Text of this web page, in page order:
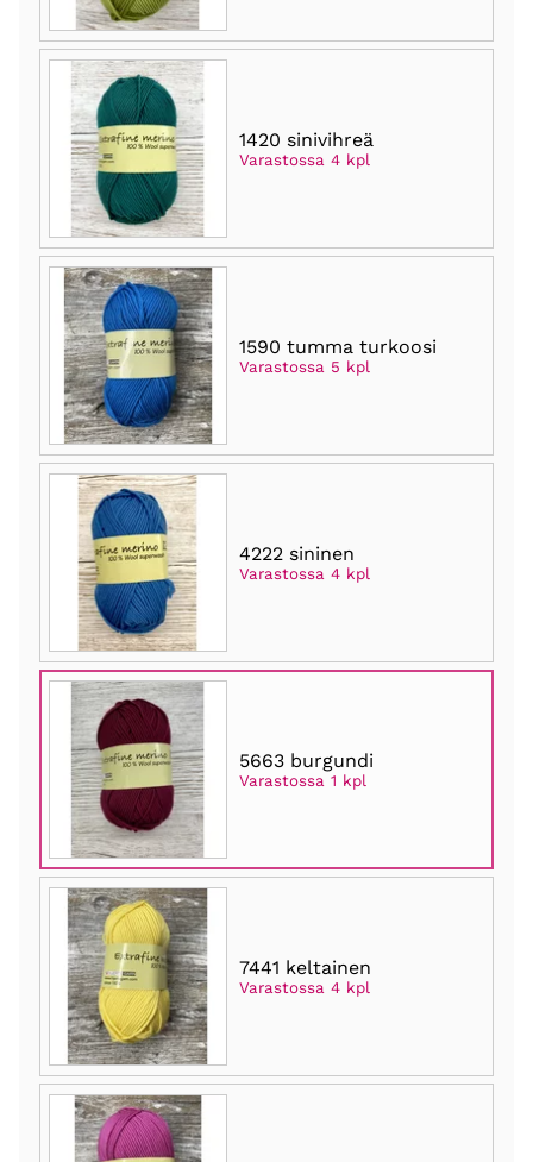
1420 sinivihreä
Varastossa 4 kpl
1590 tumma turkoosi
Varastossa 5 kpl
4222 sininen
Varastossa 4 kpl
5663 burgundi
Varastossa 1 kpl
7441 keltainen
Varastossa 4 kpl